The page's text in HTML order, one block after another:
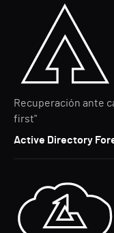
Recuperación ante
first"
Active Directory